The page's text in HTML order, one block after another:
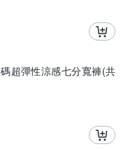
超彈性涼感七分寬褲(共